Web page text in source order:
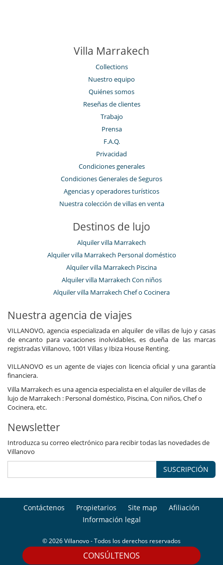
CONSÚLTENOS
Villa Marrakech
Collections
Nuestro equipo
Quiénes somos
Reseñas de clientes
Trabajo
Prensa
F.A.Q.
Privacidad
Condiciones generales
Condiciones Generales de Seguros
Agencias y operadores turísticos
Nuestra colección de villas en venta
Destinos de lujo
Alquiler villa Marrakech
Alquiler villa Marrakech Personal doméstico
Alquiler villa Marrakech Piscina
Alquiler villa Marrakech Con niños
Alquiler villa Marrakech Chef o Cocinera
Nuestra agencia de viajes
VILLANOVO, agencia especializada en alquiler de villas de lujo y casas
de encanto para vacaciones inolvidables, es dueña de las marcas
registradas Villanovo, 1001 Villas y Ibiza House Renting.
VILLANOVO es un agente de viajes con licencia oficial y una garantía
financiera.
Villa Marrakech es una agencia especialista en el alquiler de villas de
lujo de Marrakech : Personal doméstico, Piscina, Con niños, Chef o
Cocinera, etc.
Newsletter
Introduzca su correo electrónico para recibir todas las novedades de
Villanovo
SUSCRIPCIÓN
Contáctenos Propietarios Site map
Afiliación
Información legal
© 2026 Villanovo - Todos los derechos reservados